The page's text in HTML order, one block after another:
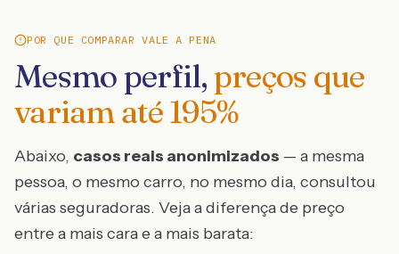
POR QUE COMPARAR VALE A PENA
Mesmo perfil, preços que
variam até195%
Abaixo, casos reais anonimizados — a mesma
pessoa, o mesmo carro, no mesmo dia, consultou
várias seguradoras. Veja a diferença de preço
entre a mais cara e a mais barata: